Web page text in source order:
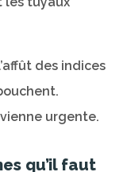
des indices
urgente.
qu’il faut